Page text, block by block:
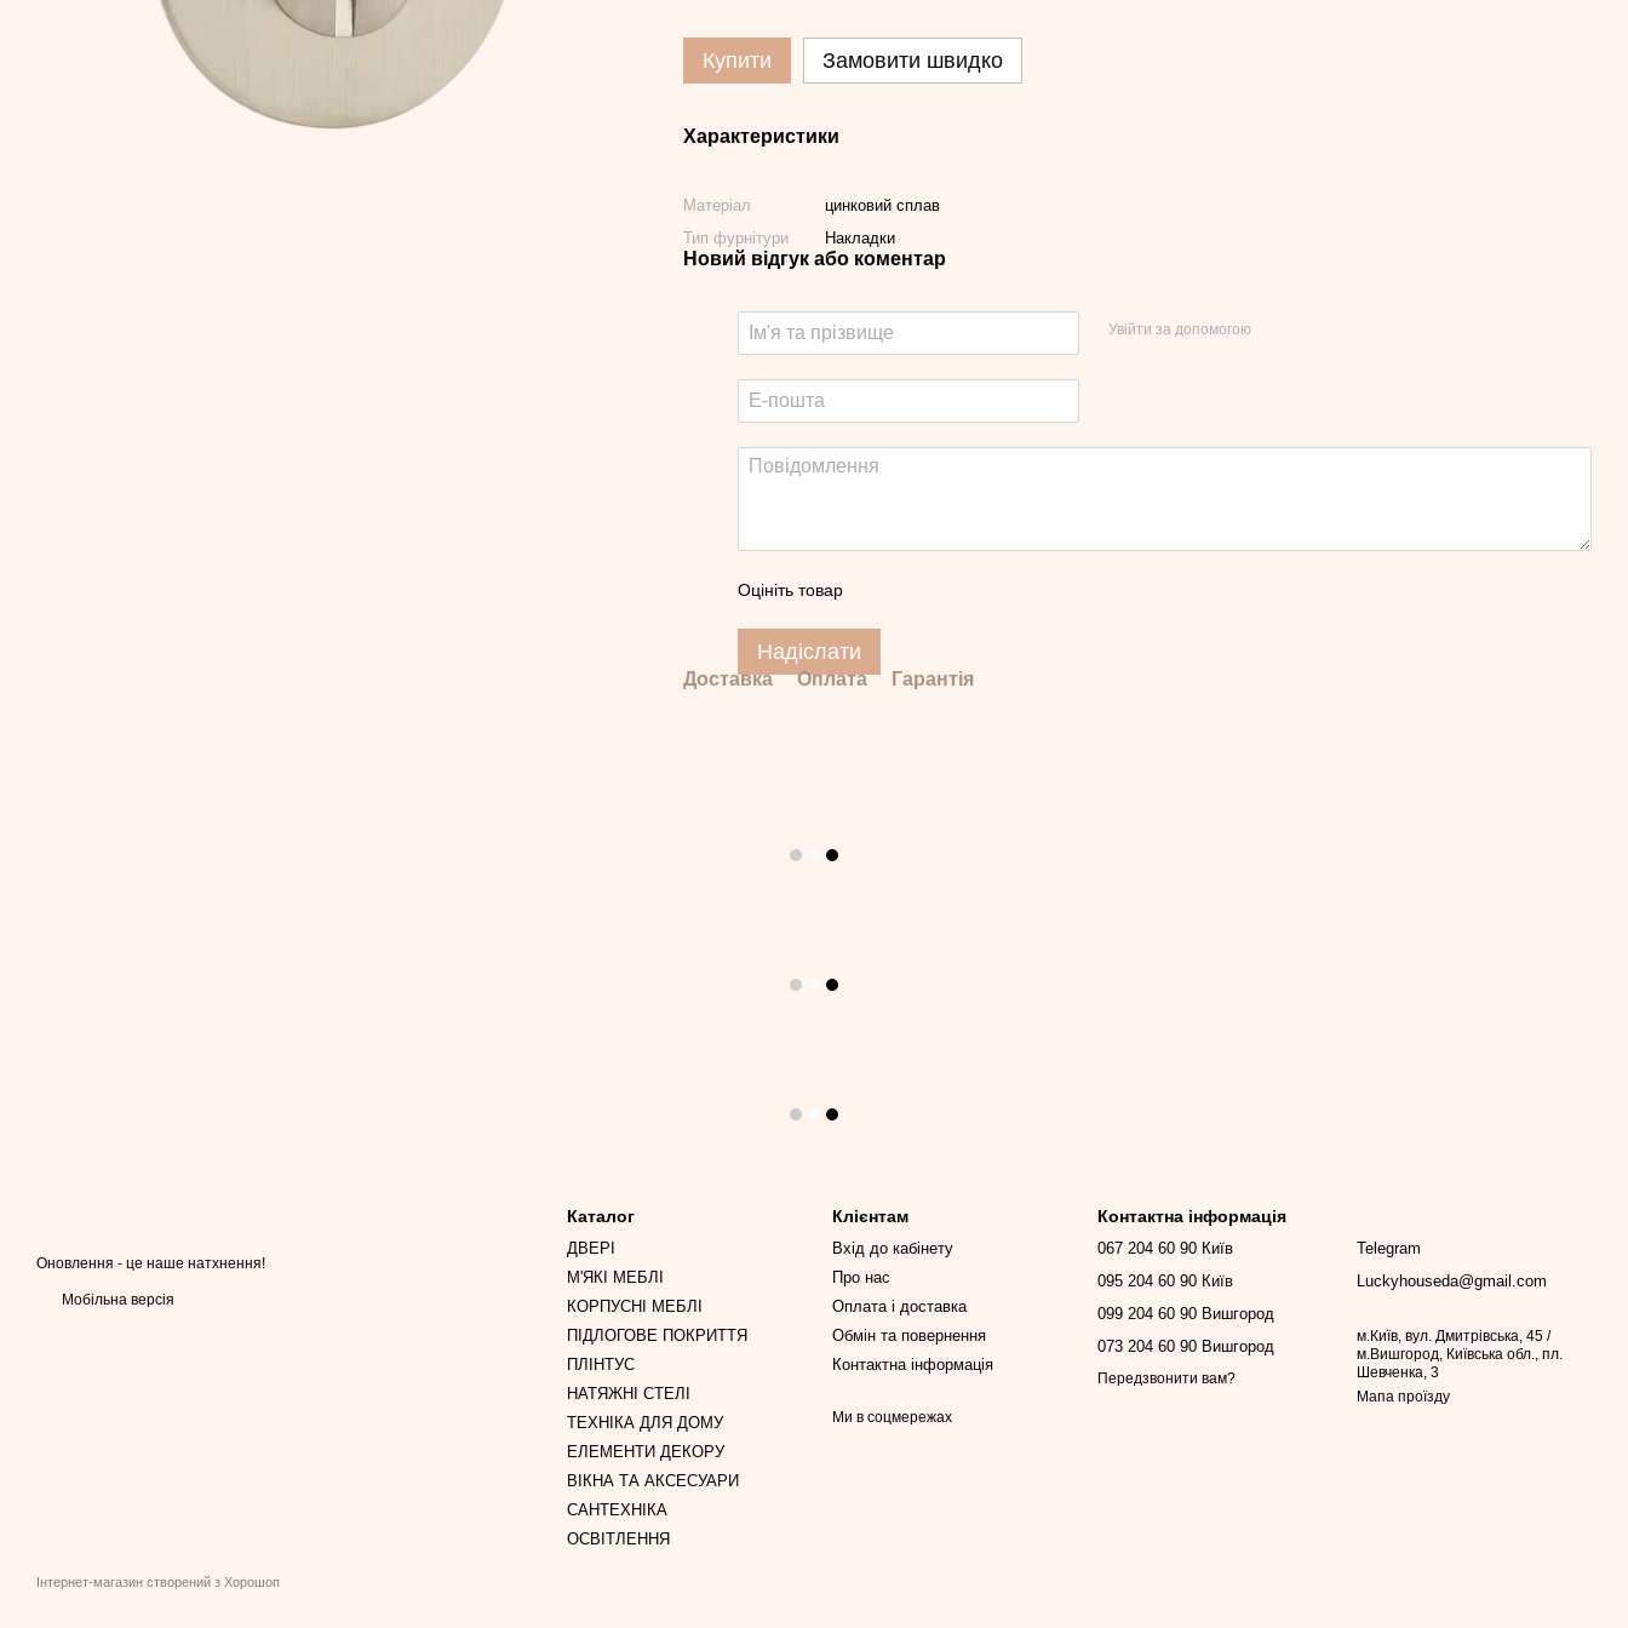
Купити Замовити швидко
Характеристики
Матеріал
цинковий сплав
Тип фурнітури
Накладки
Новий відгук або коментар
Увійти за допомогою
Оцініть товар
Надіслати
Доставка Оплата Гарантія
Оновлення - це наше натхнення!
Мобільна версія
Інтернет-магазин створений з Хорошоп
Каталог
ДВЕРІ
М'ЯКІ МЕБЛІ
КОРПУСНІ МЕБЛІ
ПІДЛОГОВЕ ПОКРИТТЯ
ПЛІНТУС
НАТЯЖНІ СТЕЛІ
ТЕХНІКА ДЛЯ ДОМУ
ЕЛЕМЕНТИ ДЕКОРУ
ВІКНА ТА АКСЕСУАРИ
САНТЕХНІКА
ОСВІТЛЕННЯ
Клієнтам
Вхід до кабінету
Про нас
Оплата і доставка
Обмін та повернення
Контактна інформація
Ми в соцмережах
Контактна інформація
067 204 60 90 Київ
095 204 60 90 Київ
099 204 60 90 Вишгород
073 204 60 90 Вишгород
Передзвонити вам?
Telegram
Luckyhouseda@gmail.com
м.Київ, вул. Дмитрівська, 45 /
м.Вишгород, Київська обл., пл.
Шевченка, 3
Мапа проїзду